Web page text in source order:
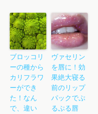
ブロッコリ
ーの種から
カリフラワ
ーができ
た！なん
で、違い
ヴァセリン
を唇に！効
果絶大寝る
前のリップ
パックでぷ
るぷる唇